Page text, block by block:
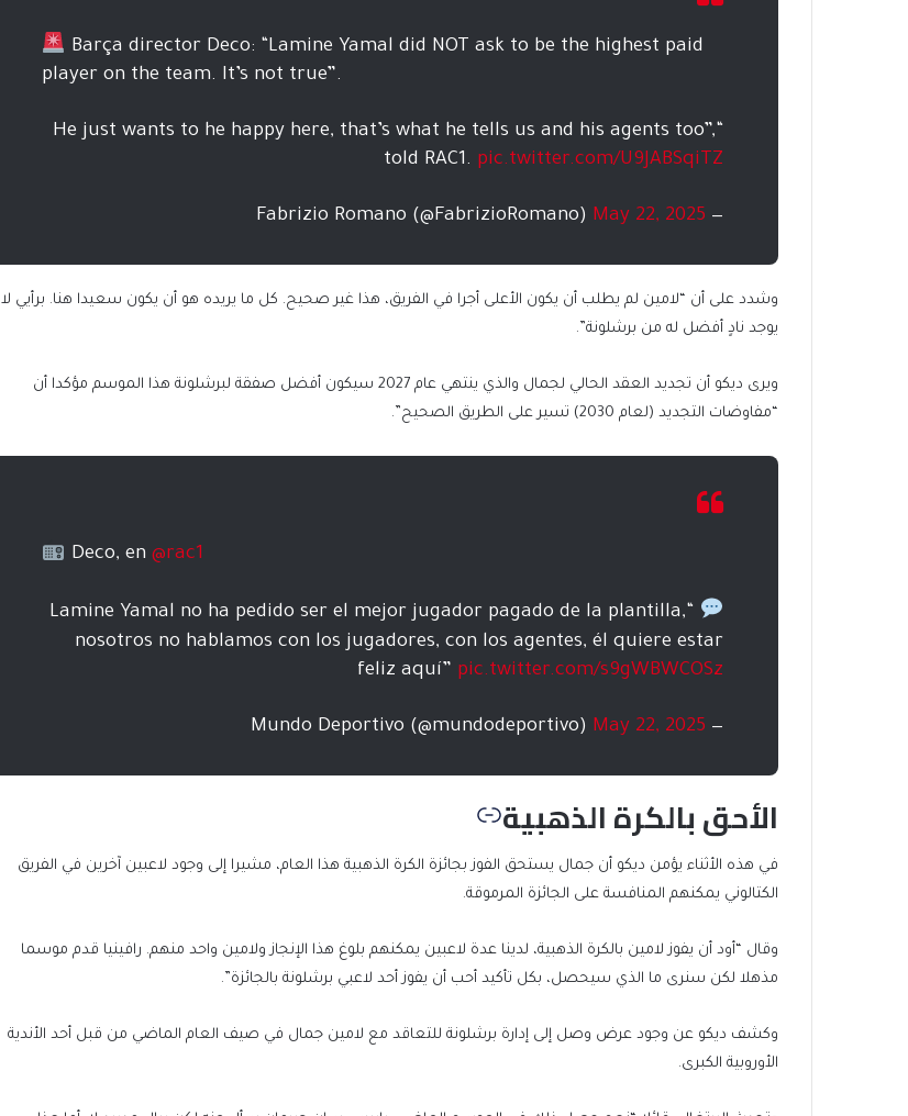
Barça director Deco: “Lamine Yamal did NOT ask to be the highest paid
player on the team. It’s not true”.
“He just wants to he happy here, that’s what he tells us and his agents too”,
told RAC1. pic.twitter.com/U9JABSqiTZ
— Fabrizio Romano (@FabrizioRomano)
May 22, 2025
وشدد على أن “لامين لم يطلب أن يكون الأعلى أجرا في الفريق، هذا غير صحيح. كل ما يريده هو أن يكون سعيدا هنا. برأيي لا
يوجد نادٍ أفضل له من برشلونة”.
ويرى ديكو أن تجديد العقد الحالي لجمال والذي ينتهي عام 2027 سيكون أفضل صفقة لبرشلونة هذا الموسم مؤكدا أن
“مفاوضات التجديد (لعام 2030) تسير على الطريق الصحيح”.
Deco, en @rac1
“Lamine Yamal no ha pedido ser el mejor jugador pagado de la plantilla,
nosotros no hablamos con los jugadores, con los agentes, él quiere estar
feliz aquí” pic.twitter.com/s9gWBWCOSz
— Mundo Deportivo (@mundodeportivo)
May 22, 2025
الأحق بالكرة الذهبية
في هذه الأثناء يؤمن ديكو أن جمال يستحق الفوز بجائزة الكرة الذهبية هذا العام، مشيرا إلى وجود لاعبين آخرين في الفريق
الكتالوني يمكنهم المنافسة على الجائزة المرموقة.
وقال “أود أن يفوز لامين بالكرة الذهبية، لدينا عدة لاعبين يمكنهم بلوغ هذا الإنجاز ولامين واحد منهم. رافينيا قدم موسما
مذهلا لكن سنرى ما الذي سيحصل، بكل تأكيد أحب أن يفوز أحد لاعبي برشلونة بالجائزة”.
وكشف ديكو عن وجود عرض وصل إلى إدارة برشلونة للتعاقد مع لامين جمال في صيف العام الماضي من قبل أحد الأندية
الأوروبية الكبرى.